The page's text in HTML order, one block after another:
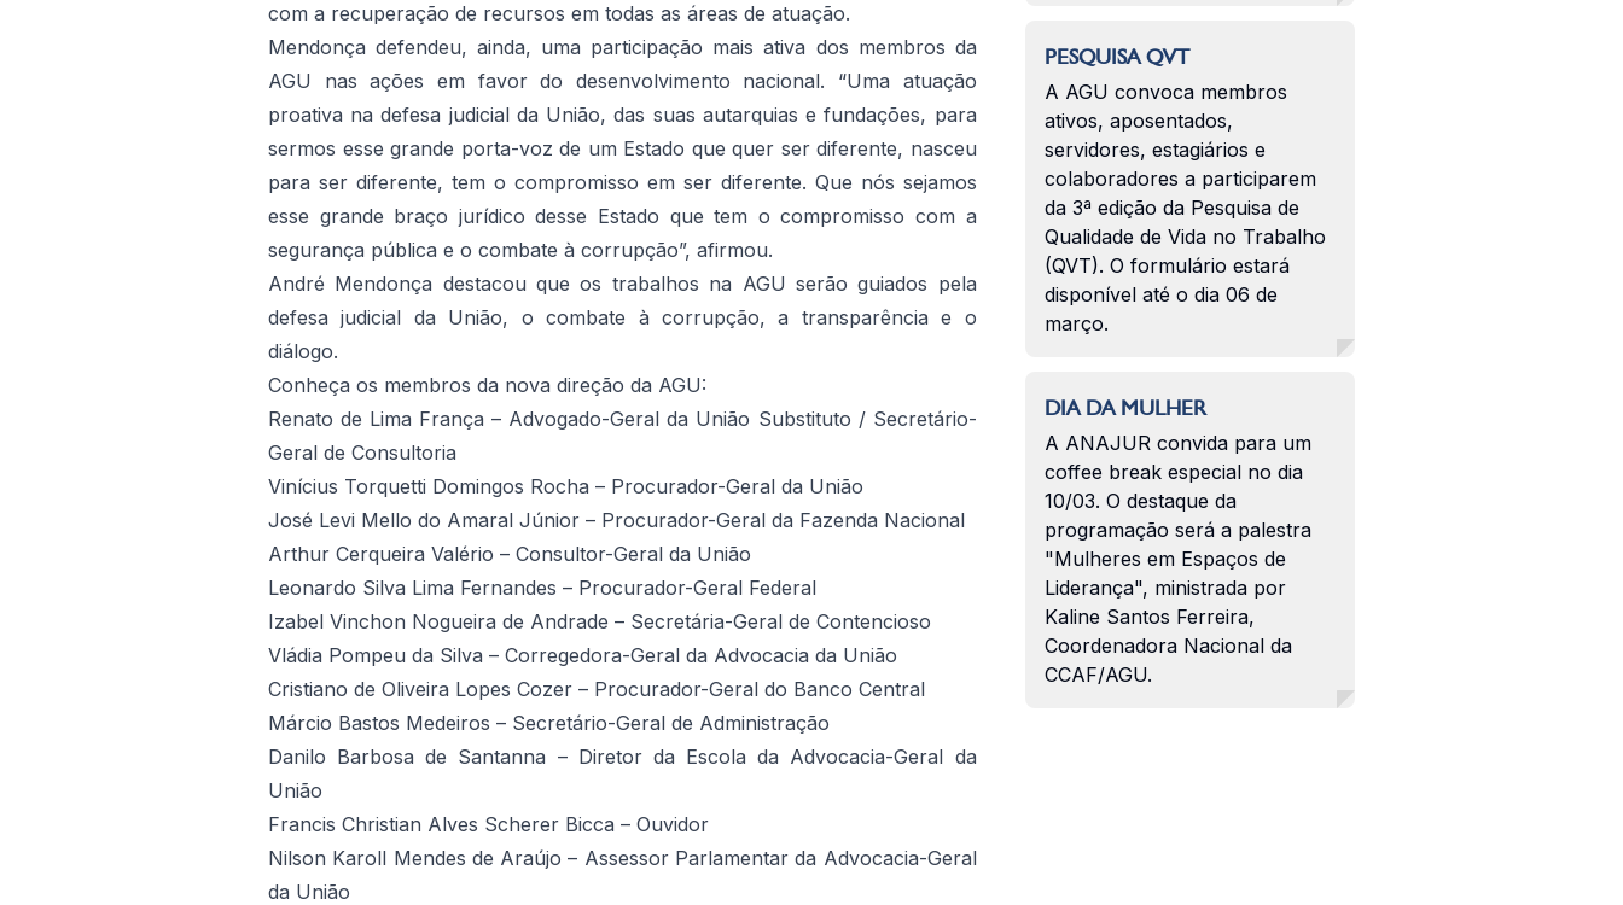
com a recuperação de recursos em todas as áreas de atuação.
Mendonça defendeu, ainda, uma participação mais ativa dos membros da
AGU nas ações em favor do desenvolvimento nacional. “Uma atuação
proativa na defesa judicial da União, das suas autarquias e fundações, para
sermos esse grande porta-voz de um Estado que quer ser diferente, nasceu
para ser diferente, tem o compromisso em ser diferente. Que nós sejamos
esse grande braço jurídico desse Estado que tem o compromisso com a
segurança pública e o combate à corrupção”, afirmou.
André Mendonça destacou que os trabalhos na AGU serão guiados pela
defesa judicial da União, o combate à corrupção, a transparência e o
diálogo.
Conheça os membros da nova direção da AGU:
Renato de Lima França – Advogado-Geral da União Substituto / Secretário-
Geral de Consultoria
Vinícius Torquetti Domingos Rocha – Procurador-Geral da União
José Levi Mello do Amaral Júnior – Procurador-Geral da Fazenda Nacional
Arthur Cerqueira Valério – Consultor-Geral da União
Leonardo Silva Lima Fernandes – Procurador-Geral Federal
Izabel Vinchon Nogueira de Andrade – Secretária-Geral de Contencioso
Vládia Pompeu da Silva – Corregedora-Geral da Advocacia da União
Cristiano de Oliveira Lopes Cozer – Procurador-Geral do Banco Central
Márcio Bastos Medeiros – Secretário-Geral de Administração
Danilo Barbosa de Santanna – Diretor da Escola da Advocacia-Geral da
União
Francis Christian Alves Scherer Bicca – Ouvidor
Nilson Karoll Mendes de Araújo – Assessor Parlamentar da Advocacia-Geral
da União
PESQUISA QVT
A AGU convoca membros
ativos, aposentados,
servidores, estagiários e
colaboradores a participarem
da 3ª edição da Pesquisa de
Qualidade de Vida no Trabalho
(QVT). O formulário estará
disponível até o dia 06 de
março.
DIA DA MULHER
A ANAJUR convida para um
coffee break especial no dia
10/03. O destaque da
programação será a palestra
"Mulheres em Espaços de
Liderança", ministrada por
Kaline Santos Ferreira,
Coordenadora Nacional da
CCAF/AGU.